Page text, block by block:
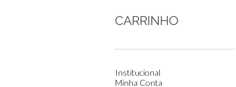
CARRINHO
Institucional
Minha Conta